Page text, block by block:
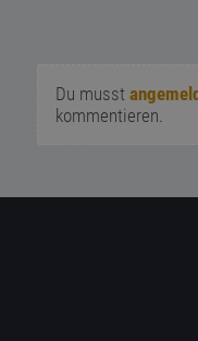
Du musst
kommentieren.